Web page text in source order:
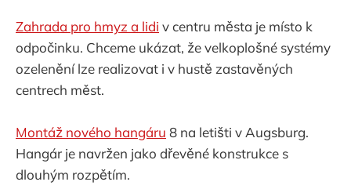
Zahrada pro hmyz a lidi v centru města je místo k
odpočinku. Chceme ukázat, že velkoplošné systémy
ozelenění lze realizovat i v hustě zastavěných
centrech měst.
Montáž nového hangáru 8 na letišti v Augsburg.
Hangár je navržen jako dřevěné konstrukce s
dlouhým rozpětím.